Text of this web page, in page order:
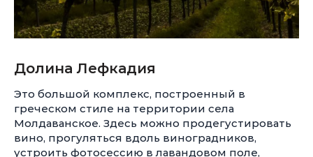
Долина Лефкадия
Это большой комплекс, построенный в
греческом стиле на территории села
Молдаванское. Здесь можно продегустировать
вино, прогуляться вдоль виноградников,
устроить фотосессию в лавандовом поле,